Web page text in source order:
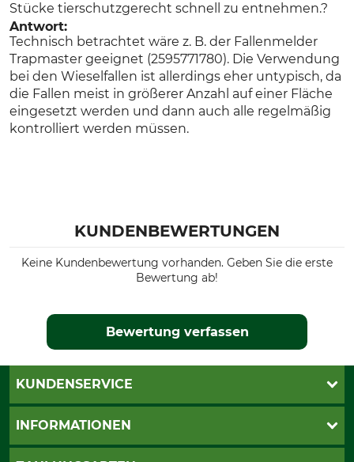
Stücke tierschutzgerecht schnell zu entnehmen.?
Antwort:
Technisch betrachtet wäre z. B. der Fallenmelder
Trapmaster geeignet (2595771780). Die Verwendung
bei den Wieselfallen ist allerdings eher untypisch, da
die Fallen meist in größerer Anzahl auf einer Fläche
eingesetzt werden und dann auch alle regelmäßig
kontrolliert werden müssen.
KUNDENBEWERTUNGEN
Keine Kundenbewertung vorhanden. Geben Sie die erste
Bewertung ab!
Bewertung verfassen
KUNDENSERVICE
Live-Shopping
INFORMATIONEN